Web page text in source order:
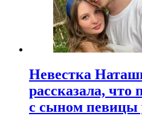
Невестка
рассказала, что
с сыном певицы